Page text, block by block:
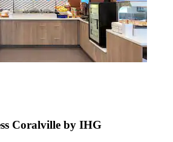
Coralville by IHG